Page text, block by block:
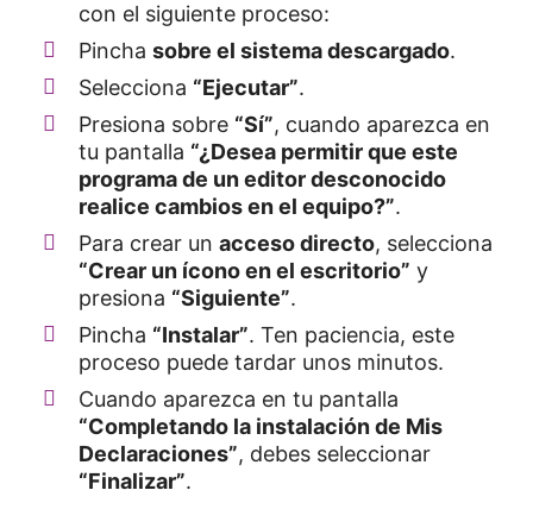
con el siguiente proceso:
Pincha sobre el sistema descargado.
Selecciona “Ejecutar”.
Presiona sobre “Sí”, cuando aparezca en
tu pantalla “¿Desea permitir que este
programa de un editor desconocido
realice cambios en el equipo?”.
Para crear un acceso directo, selecciona
“Crear un ícono en el escritorio” y
presiona “Siguiente”.
Pincha “Instalar”. Ten paciencia, este
proceso puede tardar unos minutos.
Cuando aparezca en tu pantalla
“Completando la instalación de Mis
Declaraciones”, debes seleccionar
“Finalizar”.